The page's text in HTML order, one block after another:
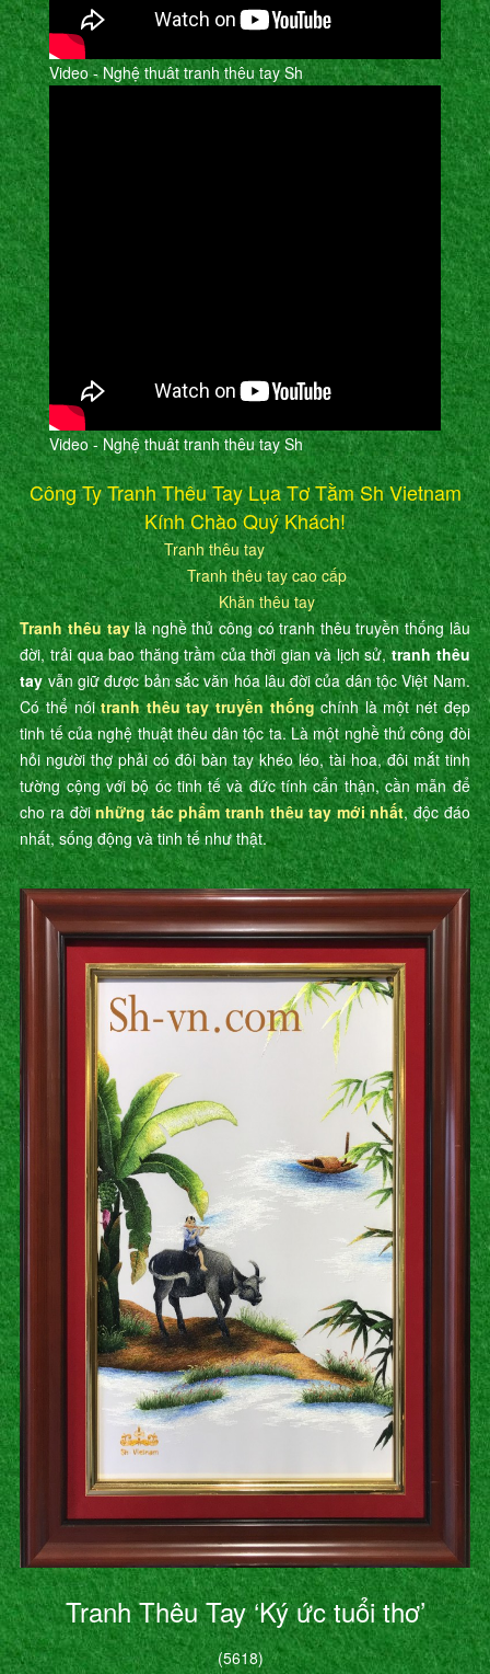
Video - Nghệ thuât tranh thêu tay Sh
Video - Nghệ thuât tranh thêu tay Sh
Công Ty Tranh Thêu Tay Lụa Tơ Tằm Sh Vietnam
Kính Chào Quý Khách!
Tranh thêu tay
Tranh thêu tay cao cấp
Khăn thêu tay
Tranh thêu taylà nghề thủ công có tranh thêu truyền thống lâu
đời, trải qua bao thăng trầm của thời gian và lịch sử,tranh thêu
tayvẫn giữ được bản sắc văn hóa lâu đời của dân tộc Việt Nam.
Có thể nóitranh thêu tay truyền thốngchính là một nét đẹp
tinh tế của nghệ thuật thêu dân tộc ta. Là một nghề thủ công đòi
hỏi người thợ phải có đôi bàn tay khéo léo, tài hoa, đôi mắt tinh
tường cộng với bộ óc tinh tế và đức tính cẩn thận, cần mẫn để
cho ra đờinhững tác phẩm tranh thêu tay mới nhất, độc đáo
nhất, sống động và tinh tế như thật.
Tranh Thêu Tay ‘Ký ức tuổi thơ’
(5618)